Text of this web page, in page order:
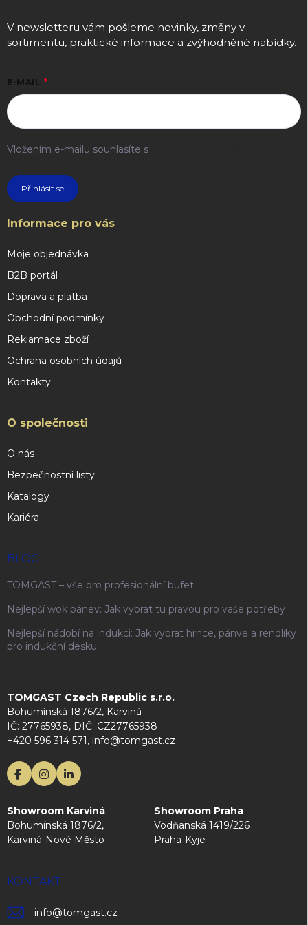
V newsletteru vám pošleme novinky, změny v
sortimentu, praktické informace a zvýhodněné nabídky.
E-MAIL
Vložením e-mailu souhlasíte s
Přihlásit se
Informace pro vás
Moje objednávka
B2B portál
Doprava a platba
Obchodní podmínky
Reklamace zboží
Ochrana osobních údajů
Kontakty
O společnosti
O nás
Bezpečnostní listy
Katalogy
Kariéra
BLOG
TOMGAST – vše pro profesionální bufet
Nejlepší wok pánev: Jak vybrat tu pravou pro vaše potřeby
Nejlepší nádobí na indukci: Jak vybrat hrnce, pánve a rendlíky
pro indukční desku
TOMGAST Czech Republic s.r.o.
Bohumínská 1876/2, Karviná
IČ: 27765938, DIČ: CZ27765938
+420 596 314 571, info@tomgast.cz
Showroom Karviná
Bohumínská 1876/2,
Karviná-Nové Město
Showroom Praha
Vodňanská 1419/226
Praha-Kyje
KONTAKT
info@tomgast.cz